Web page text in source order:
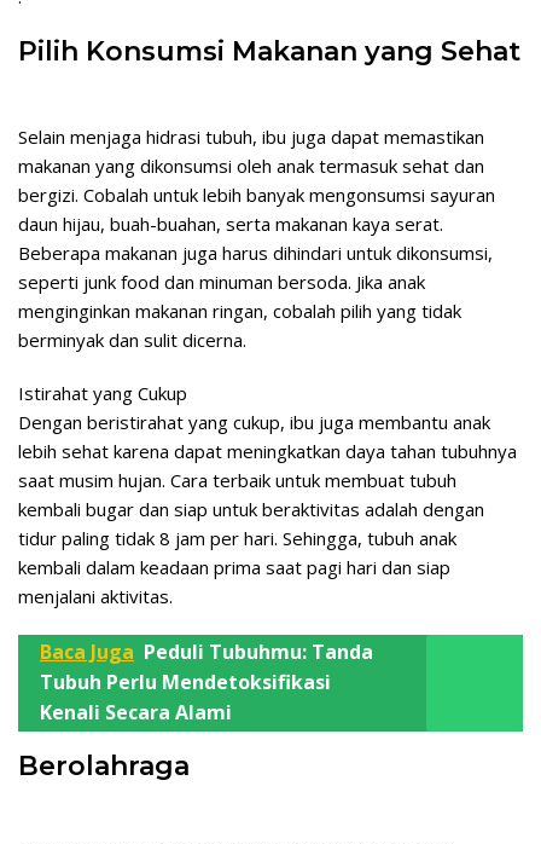
Pilih Konsumsi Makanan yang Sehat
Selain menjaga hidrasi tubuh, ibu juga dapat memastikan
makanan yang dikonsumsi oleh anak termasuk sehat dan
bergizi. Cobalah untuk lebih banyak mengonsumsi sayuran
daun hijau, buah-buahan, serta makanan kaya serat.
Beberapa makanan juga harus dihindari untuk dikonsumsi,
seperti junk food dan minuman bersoda. Jika anak
menginginkan makanan ringan, cobalah pilih yang tidak
berminyak dan sulit dicerna.
Istirahat yang Cukup
Dengan beristirahat yang cukup, ibu juga membantu anak
lebih sehat karena dapat meningkatkan daya tahan tubuhnya
saat musim hujan. Cara terbaik untuk membuat tubuh
kembali bugar dan siap untuk beraktivitas adalah dengan
tidur paling tidak 8 jam per hari. Sehingga, tubuh anak
kembali dalam keadaan prima saat pagi hari dan siap
menjalani aktivitas.
Baca Juga Peduli Tubuhmu: Tanda
Tubuh Perlu Mendetoksifikasi
Kenali Secara Alami
Berolahraga